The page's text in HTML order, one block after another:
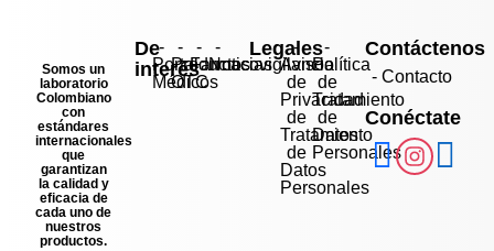
Somos un
laboratorio
Colombiano
con
estándares
internacionales
que
garantizan
la calidad y
eficacia de
cada uno de
nuestros
productos.
De
interés
-
Portal
Médicos
-
Productos
OTC
-
Farmacovigilancia
-
Noticias
Legales
-
Aviso
de
Privacidad
de
Tratamiento
de
Datos
Personales
-
Política
de
Tratamiento
de
Datos
Personales
Contáctenos
- Contacto
Conéctate